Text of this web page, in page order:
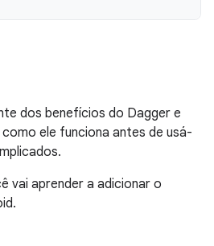
dos benefícios do Dagger e
ele funciona antes de usá-
vai aprender a adicionar o